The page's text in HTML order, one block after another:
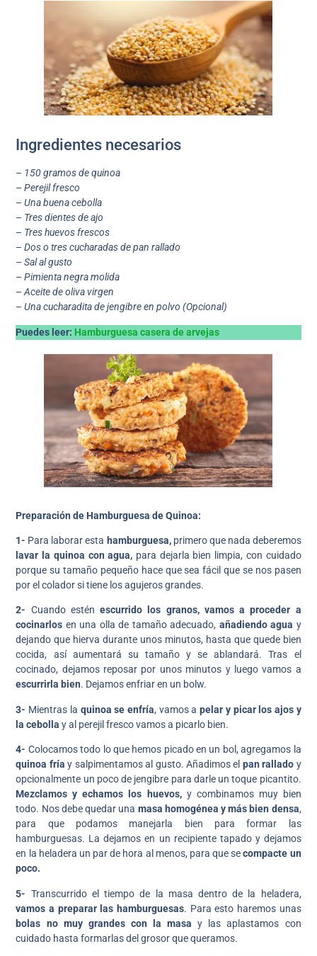
Ingredientes necesarios
– 150 gramos de quinoa
–Perejil fresco
– Una buena cebolla
– Tres dientes de ajo
– Tres huevos frescos
–Dos o tres cucharadas de pan rallado
–Sal al gusto
–Pimienta negra molida
–Aceite de oliva virgen
–Una cucharadita de jengibre en polvo (Opcional)
Puedes leer: Hamburguesa casera de arvejas
Preparación de Hamburguesa de Quinoa:
1- Para laborar esta hamburguesa, primero que nada deberemos
lavar la quinoa con agua, para dejarla bien limpia, con cuidado
porque su tamaño pequeño hace que sea fácil que se nos pasen
por el colador si tiene los agujeros grandes.
2- Cuando esténescurrido los granos, vamos a proceder a
cocinarlos en una olla de tamaño adecuado, añadiendo agua y
dejando que hierva durante unos minutos, hasta que quede bien
cocida, así aumentará su tamaño y se ablandará. Tras el
cocinado, dejamos reposar por unos minutos y luego vamos a
escurrirla bien. Dejamos enfriar en un bolw.
3- Mientras la quinoa se enfría, vamos a pelar y picar los ajos y
la cebolla y al perejil fresco vamos a picarlo bien.
4- Colocamos todo lo que hemos picado en un bol, agregamos la
quinoa fríay salpimentamos al gusto. Añadimos el pan rallado y
opcionalmente un poco de jengibre para darle un toque picantito.
Mezclamos y echamos los huevos, y combinamos muy bien
todo. Nos debe quedar una masa homogénea y más bien densa,
para que podamos manejarla bien para formar las
hamburguesas. La dejamos en un recipiente tapado y dejamos
en la heladera un par de hora al menos, para que secompacte un
poco.
5- Transcurrido el tiempo de la masa dentro de la heladera,
vamos a preparar las hamburguesas. Para esto haremos unas
bolas no muy grandes con la masa y las aplastamos con
cuidado hasta formarlas del grosor que queramos.